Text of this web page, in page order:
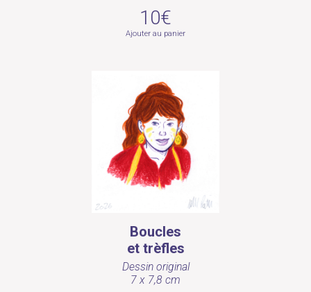
10€
Ajouter au panier
Boucles
et trèfles
Dessin original
7 x 7,8 cm